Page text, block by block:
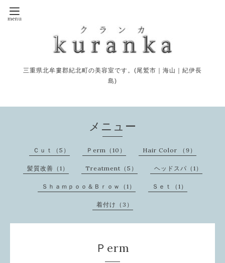
三重県北牟婁郡紀北町の美容室です。(尾鷲市｜海山｜紀伊長
島)
メニュー
Ｃｕｔ（5） Ｐerm（10） Hair Color （9）
髪質改善（1） Treatment（5） ヘッドスパ（1）
Ｓｈａｍｐｏｏ＆Ｂｒｏｗ（1） Ｓｅｔ（1）
着付け（3）
Ｐerm